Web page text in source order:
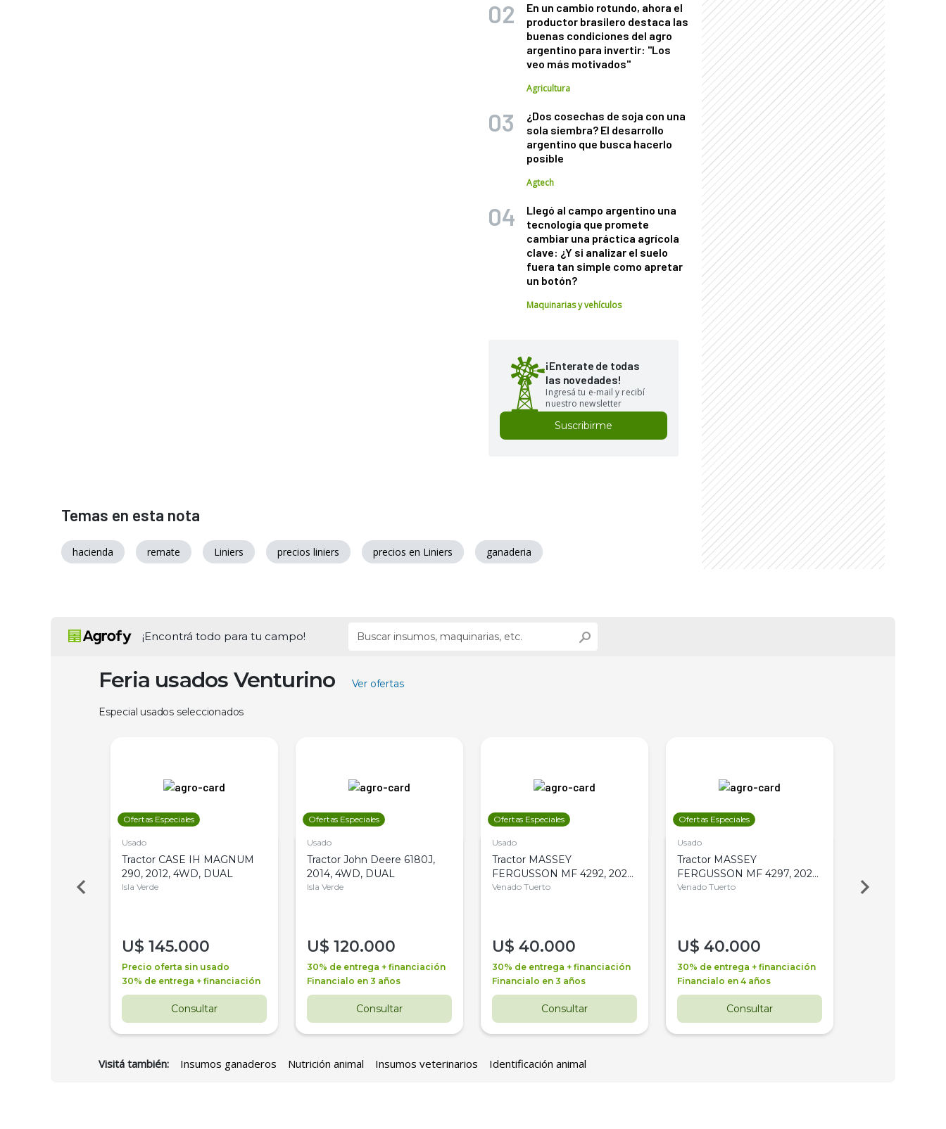
En un cambio rotundo, ahora el
productor brasilero destaca las
buenas condiciones del agro
argentino para invertir: "Los
veo más motivados"
Agricultura
¿Dos cosechas de soja con una
sola siembra? El desarrollo
argentino que busca hacerlo
posible
Agtech
Llegó al campo argentino una
tecnología que promete
cambiar una práctica agrícola
clave: ¿Y si analizar el suelo
fuera tan simple como apretar
un botón?
Maquinarias y vehículos
¡Enterate de todas
las novedades!
Ingresá tu e-mail y recibí
nuestro newsletter
Suscribirme
Temas en esta nota
hacienda remate Liniers precios liniers precios en Liniers ganaderia
¡Encontrá todo para tu campo!
Feria usados Venturino Ver ofertas
Especial usados seleccionados
Ofertas Especiales
Usado
Tractor CASE IH MAGNUM
290, 2012, 4WD, DUAL
Isla Verde
U$ 145.000
Precio oferta sin usado
30% de entrega + financiación
Consultar
Ofertas Especiales
Usado
Tractor John Deere 6180J,
2014, 4WD, DUAL
Isla Verde
U$ 120.000
30% de entrega + financiación
Financialo en 3 años
Consultar
Ofertas Especiales
Usado
Tractor MASSEY
FERGUSSON MF 4292, 2020,
4WD, PATON
Venado Tuerto
U$ 40.000
30% de entrega + financiación
Financialo en 3 años
Consultar
Ofertas Especiales
Usado
Tractor MASSEY
FERGUSSON MF 4297, 2020,
4WD, PATON
Venado Tuerto
U$ 40.000
30% de entrega + financiación
Financialo en 4 años
Consultar
Venado Tuerto
Visitá también: Insumos ganaderos Nutrición animal Insumos veterinarios Identificación animal